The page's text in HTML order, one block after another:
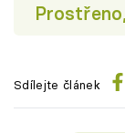
Sdílejte článek